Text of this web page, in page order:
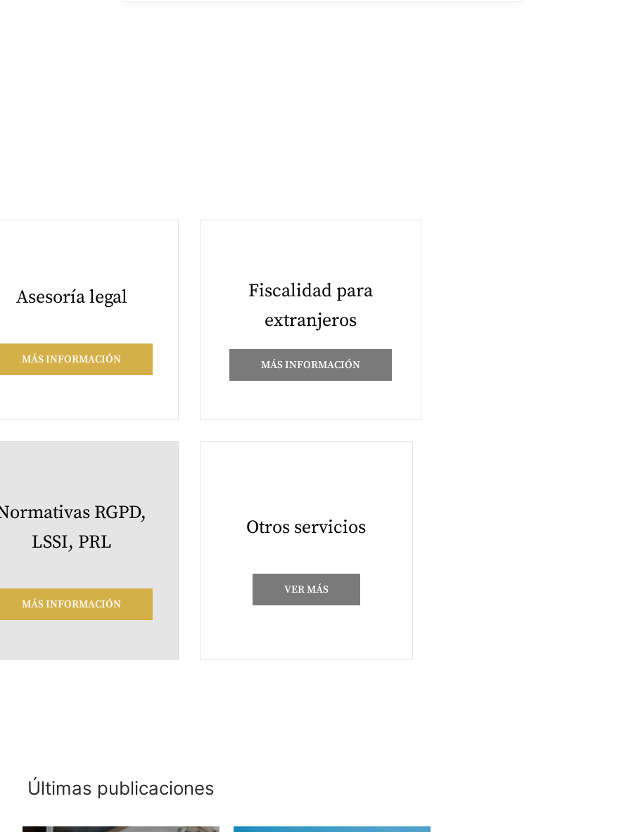
Asesoría legal
MÁS INFORMACIÓN
Fiscalidad para
extranjeros
MÁS INFORMACIÓN
RGPD,
LSSI, PRL
MÁS INFORMACIÓN
Otros servicios
VER MÁS
Últimas publicaciones